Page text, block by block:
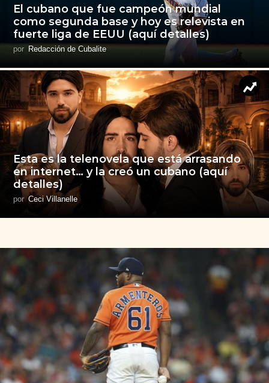
El cubano que fue campeón mundial
como segunda base y hoy es relevista en
fuerte liga de EEUU (aquí detalles)
por Redacción de Cubalite
Esta es la telenovela que está arrasando
en internet… y la creó un cubano (aquí
detalles)
por Ceci Villanelle